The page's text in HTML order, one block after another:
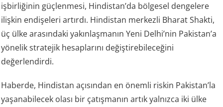
işbirliğinin güçlenmesi, Hindistan’da bölgesel dengelere
ilişkin endişeleri artırdı. Hindistan merkezli Bharat Shakti,
üç ülke arasındaki yakınlaşmanın Yeni Delhi’nin Pakistan’a
yönelik stratejik hesaplarını değiştirebileceğini
değerlendirdi.
Haberde, Hindistan açısından en önemli riskin Pakistan’la
yaşanabilecek olası bir çatışmanın artık yalnızca iki ülke